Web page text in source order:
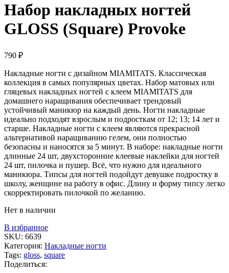
Набор накладных ногтей
GLOSS (Square) Provoke
790 ₽
Накладные ногти с дизайном MIAMITATS. Классическая
коллекция в самых популярных цветах. Набор матовых или
гляцевых накладных ногтей с клеем MIAMITATS для
домашнего наращивания обеспечивает трендовый
устойчивый маникюр на каждый день. Ногти накладные
идеально подходят взрослым и подросткам от 12; 13; 14 лет и
старше. Накладные ногти с клеем являются прекрасной
альтернативой наращиванию гелем, они полностью
безопасны и наносятся за 5 минут. В наборе: накладные ногти
длинные 24 шт, двухсторонние клеевые наклейки для ногтей
24 шт, пилочка и пушер. Всё, что нужно для идеального
маникюра. Типсы для ногтей подойдут девушке подростку в
школу, женщине на работу в офис. Длину и форму типсу легко
скорректировать пилочкой по желанию.
Нет в наличии
В избранное
SKU: 6639
Категория: Накладные ногти
Tags: gloss, square
Поделиться: